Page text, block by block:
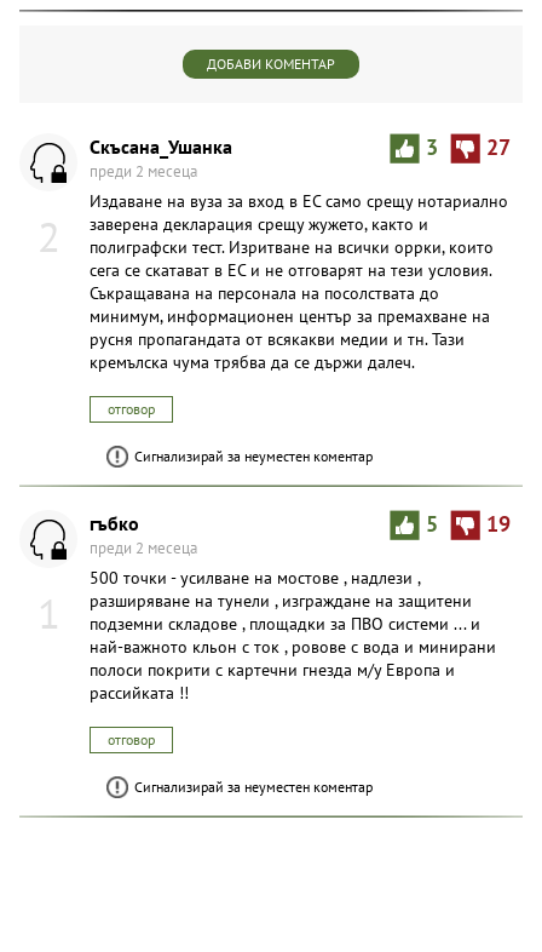
ДОБАВИ КОМЕНТАР
2
3 27
Скъсана_Ушанка
преди 2 месеца
Издаване на вуза за вход в ЕС само срещу нотариално
заверена декларация срещу жужето, както и
полиграфски тест. Изритване на всички оррки, които
сега се скатават в ЕС и не отговарят на тези условия.
Съкращавана на персонала на посолствата до
минимум, информационен център за премахване на
русня пропагандата от всякакви медии и тн. Тази
кремълска чумa трябва да се държи далеч.
отговор
Сигнализирай за неуместен коментар
1
5 19
гъбко
преди 2 месеца
500 точки - усилване на мостове , надлези ,
разширяване на тунели , изграждане на защитени
подземни складове , площадки за ПВО системи ... и
най-важното кльон с ток , ровове с вода и минирани
полоси покрити с картечни гнезда м/у Европа и
рассийката !!
отговор
Сигнализирай за неуместен коментар